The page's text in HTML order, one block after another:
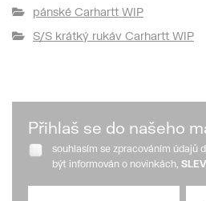
pánské Carhartt WIP
S/S krátký rukáv Carhartt WIP
Přihlaš se do našeho
souhlasím se zpracováním údajů
být informován o novinkách,